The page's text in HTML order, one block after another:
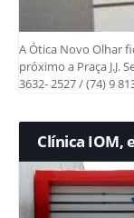
A Ótica Novo Olhar
próximo a Praça J.J.
3632- 2527 / (74) 9
Clínica IOM,